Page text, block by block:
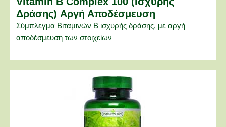
Δράσης) Αργή Αποδέσμευση
Σύμπλεγμα Βιταμινών Β ισχυρής δράσης, με αργή
αποδέσμευση των στοιχείων